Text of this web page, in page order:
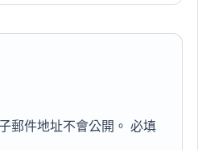
郵件地址不會公開。 必填